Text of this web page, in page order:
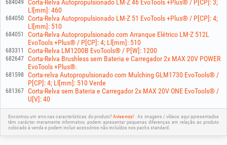
684049
Corta-Relva Autopropulsionado LM-Z 46 EvoTools +Plus® / P[CP]: 3;
Ll[mm]: 460
684050 Corta-Relva Autopropulsionado LM-Z 51 EvoTools +Plus® / P[CP]: 4;
Ll[mm]: 510
684051
Corta-Relva Autopropulsionado com Arranque Elétrico LM-Z 512L
EvoTools +Plus® / P[CP]: 4; Ll[mm]: 510
683311 Corta-Relva LM1200B EvoTools® / P[W]: 1200
682647 Corta-Relva Brushless sem Bateria e Carregador 2x MAX 20V POWER
EvoTools +Plus®.
681598 Corta-relva Autopropulsionado com Mulching GLM1730 EvoTools® /
P[CP]: 4; Ll[mm]: 510 Verde
681367 Corta-Relva sem Bateria e Carregador 2x MAX 20V ONE EvoTools® /
U[V]: 40
Encontrou um erro nas características do produto?Avise-nos!
As imagens / vídeos aqui apresentados
têm carácter meramente informativo, podem apresentar pequenas diferenças em relação ao produto
colocado à venda e podem incluir acessórios não incluídos nos packs standard.